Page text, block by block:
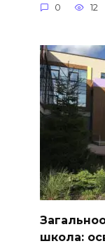
0 12
школа: